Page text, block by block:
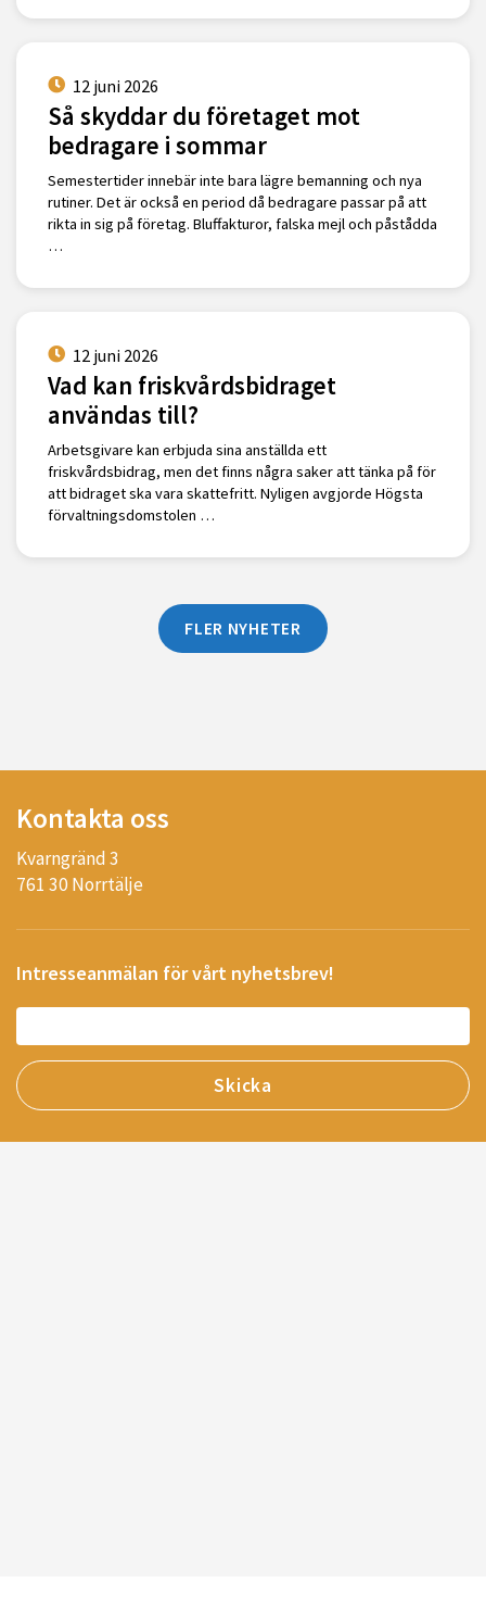
12 juni 2026
Så skyddar du företaget mot
bedragare i sommar
Semestertider innebär inte bara lägre bemanning och nya
rutiner. Det är också en period då bedragare passar på att
rikta in sig på företag. Bluffakturor, falska mejl och påstådda
…
12 juni 2026
Vad kan friskvårdsbidraget
användas till?
Arbetsgivare kan erbjuda sina anställda ett
friskvårdsbidrag, men det finns några saker att tänka på för
att bidraget ska vara skattefritt. Nyligen avgjorde Högsta
förvaltningsdomstolen …
FLER NYHETER
Kontakta oss
Kvarngränd 3
761 30 Norrtälje
Intresseanmälan för vårt nyhetsbrev!